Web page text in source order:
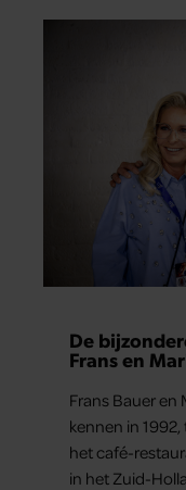
De
Frans en
Frans Bauer en
kennen in
het café-
in het Zuid-